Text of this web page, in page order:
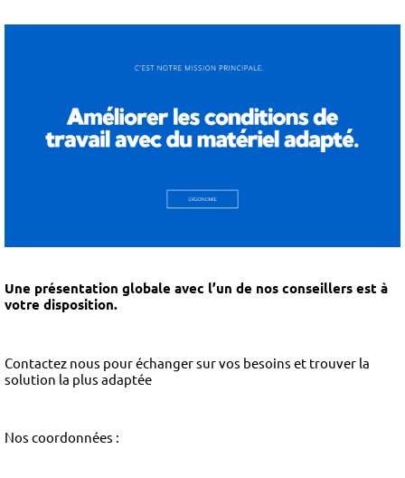
Une présentation globale avec l’un de nos conseillers est à
votre disposition.
Contactez nous pour échanger sur vos besoins et trouver la
solution la plus adaptée
Nos coordonnées :